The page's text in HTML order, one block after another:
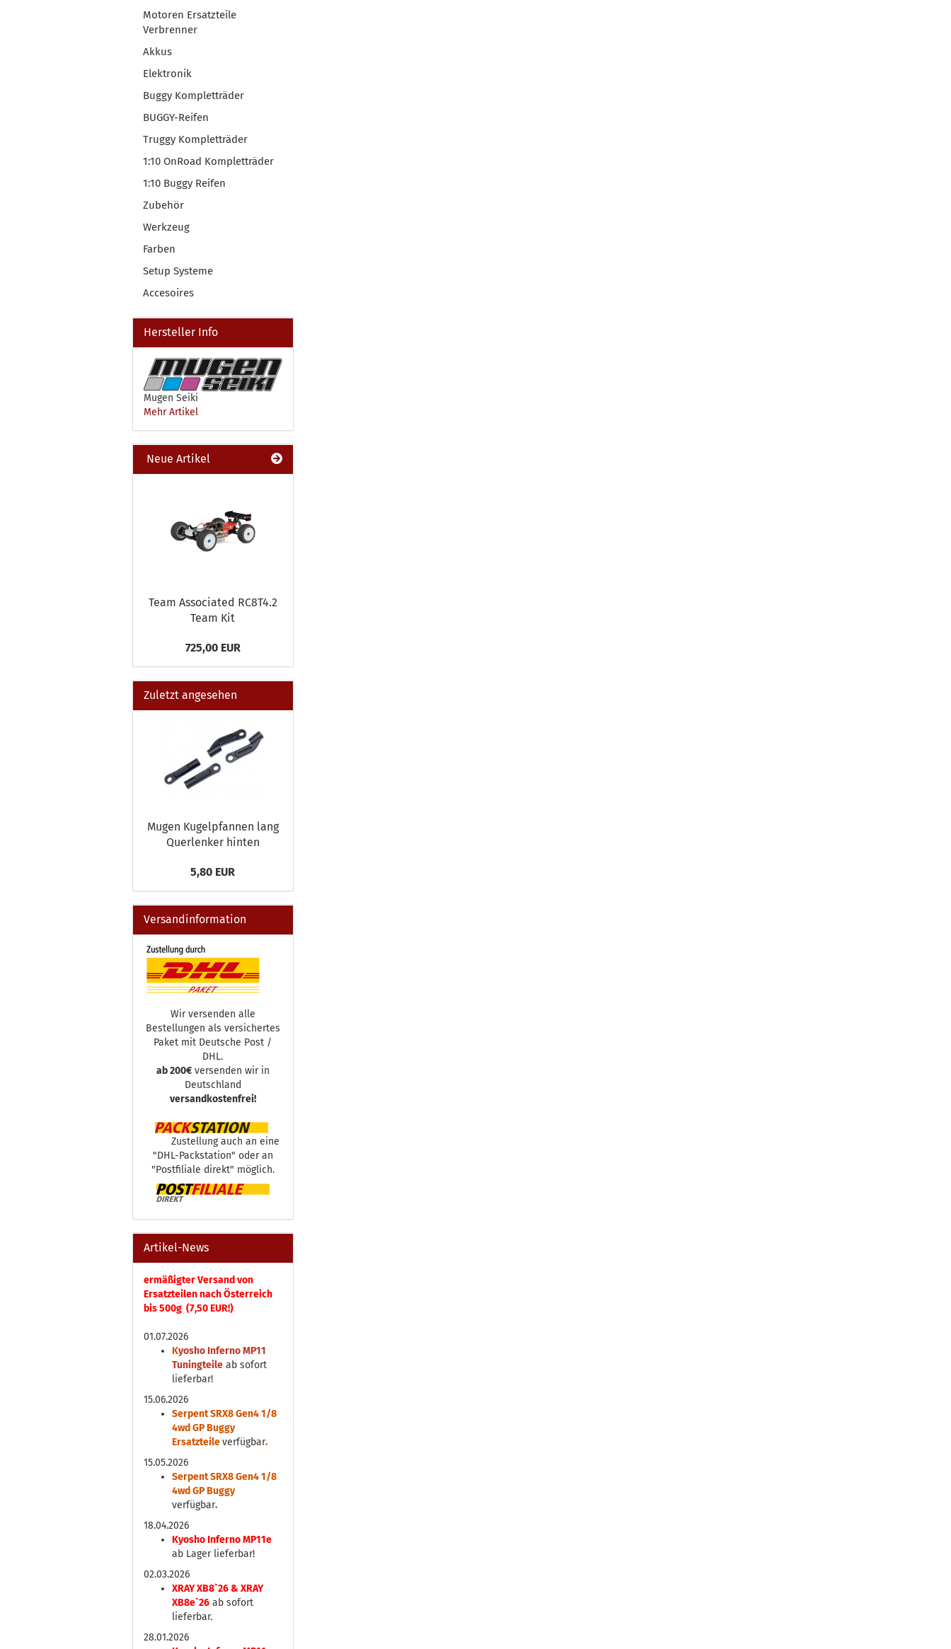
Motoren Ersatzteile
Verbrenner
Akkus
Elektronik
Buggy Kompletträder
BUGGY-Reifen
Truggy Kompletträder
1:10 OnRoad Kompletträder
1:10 Buggy Reifen
Zubehör
Werkzeug
Farben
Setup Systeme
Accesoires
Hersteller Info
Mugen Seiki
Mehr Artikel
Neue Artikel
Team Associated RC8T4.2
Team Kit
725,00 EUR
Zuletzt angesehen
Mugen Kugelpfannen lang
Querlenker hinten
5,80 EUR
Versandinformation
Wir versenden alle
Bestellungen als versichertes
Paket mit Deutsche Post /
DHL.
ab 200€versenden wir in
Deutschland
versandkostenfrei!
Zustellung auch an eine
"DHL-Packstation" oder an
"Postfiliale direkt" möglich.
Artikel-News
ermäßigter Versand von
Ersatzteilen nach Österreich
bis 500g (7,50 EUR!)
01.07.2026
Kyosho Inferno MP11
Tuningteile ab sofort
lieferbar!
15.06.2026
Serpent SRX8 Gen4 1/8
4wd GP Buggy
Ersatzteileverfügbar.
15.05.2026
Serpent SRX8 Gen4 1/8
4wd GP Buggy
verfügbar.
18.04.2026
Kyosho Inferno MP11e
ab Lager lieferbar!
02.03.2026
XRAY XB8`26 & XRAY
XB8e`26 ab sofort
lieferbar.
28.01.2026